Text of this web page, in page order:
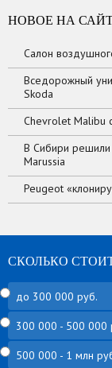
НОВОЕ НА
Салон
Вседорожный
Skoda
Chevrolet Malibu
В Сибири решили
Marussia
Peugeot
СКОЛЬКО
до 300 000 руб.
300 000 - 500 000
500 000 - 1 млн